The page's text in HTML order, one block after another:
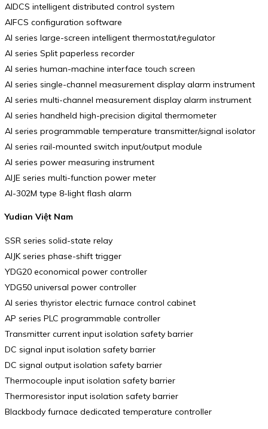
AIDCS intelligent distributed control system
AIFCS configuration software
AI series large-screen intelligent thermostat/regulator
AI series Split paperless recorder
AI series human-machine interface touch screen
AI series single-channel measurement display alarm instrument
AI series multi-channel measurement display alarm instrument
AI series handheld high-precision digital thermometer
AI series programmable temperature transmitter/signal isolator
AI series rail-mounted switch input/output module
AI series power measuring instrument
AIJE series multi-function power meter
AI-302M type 8-light flash alarm
Yudian Việt Nam
SSR series solid-state relay
AIJK series phase-shift trigger
YDG20 economical power controller
YDG50 universal power controller
AI series thyristor electric furnace control cabinet
AP series PLC programmable controller
Transmitter current input isolation safety barrier
DC signal input isolation safety barrier
DC signal output isolation safety barrier
Thermocouple input isolation safety barrier
Thermoresistor input isolation safety barrier
Blackbody furnace dedicated temperature controller